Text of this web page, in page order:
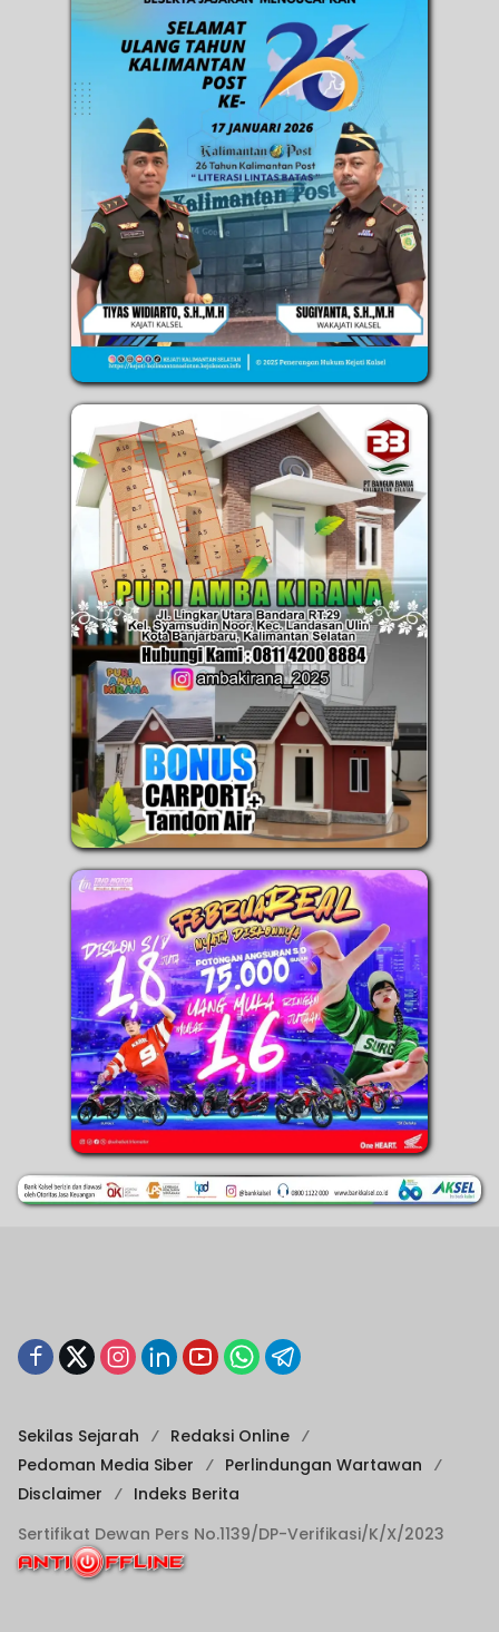
Sekilas Sejarah
Redaksi Online
Pedoman Media Siber
Perlindungan Wartawan
Disclaimer
Indeks Berita
Sertifikat Dewan Pers No.1139/DP-Verifikasi/K/X/2023